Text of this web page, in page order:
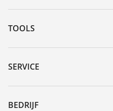
TOOLS
Downloads
Serienummer zoeken
DTM Collection/PACTware
SERVICE
Reparatieformulier instrument
Seminars
BEDRIJF